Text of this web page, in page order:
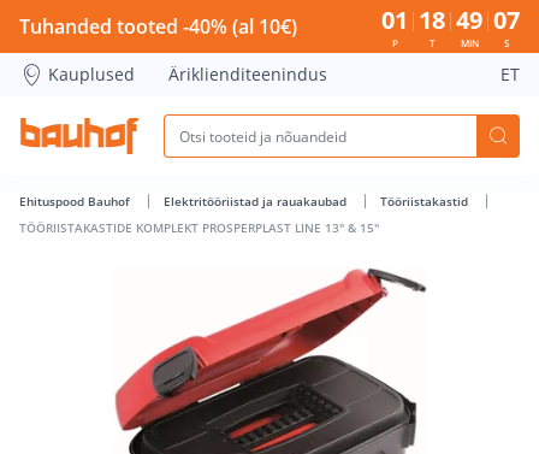
TÖÖRIISTAKASTIDE KOMPLEKT PROSPERPLAST LINE
Tuhanded tooted -40% (al 10€) 01
P
18
T
49
MIN
07
S
Kauplused Äriklienditeenindus ET
Ehituspood Bauhof Elektritööriistad ja rauakaubad
Tööriistakastid
TÖÖRIISTAKASTIDE KOMPLEKT PROSPERPLAST LINE 13" & 15"